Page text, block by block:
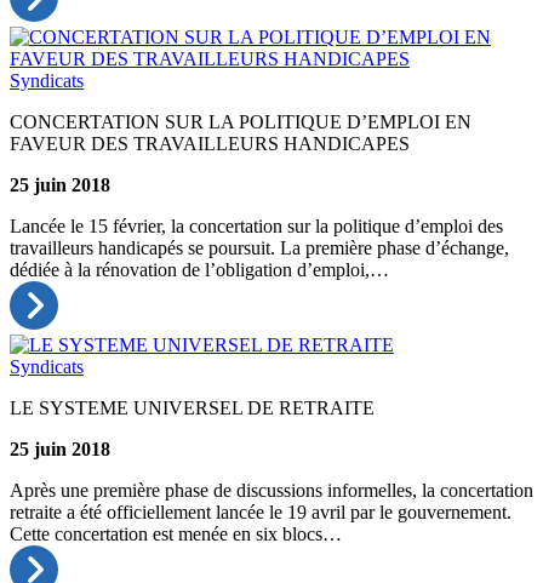
Syndicats
CONCERTATION SUR LA POLITIQUE D’EMPLOI EN
FAVEUR DES TRAVAILLEURS HANDICAPES
25 juin 2018
Lancée le 15 février, la concertation sur la politique d’emploi des
travailleurs handicapés se poursuit. La première phase d’échange,
dédiée à la rénovation de l’obligation d’emploi,…
Syndicats
LE SYSTEME UNIVERSEL DE RETRAITE
25 juin 2018
Après une première phase de discussions informelles, la concertation
retraite a été officiellement lancée le 19 avril par le gouvernement.
Cette concertation est menée en six blocs…